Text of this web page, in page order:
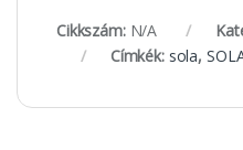
Cikkszám: N/A
Címkék: sola,